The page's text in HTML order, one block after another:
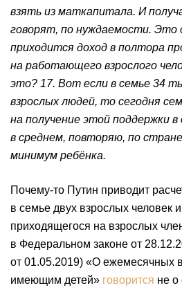
взять из маткапитала. И
говорят, по нуждаемости. Это
приходится доход в полтора
на работающего взрослого
это? 17. Вот если в семье 34
взрослых людей, то сегодня
на получение этой поддержки
в среднем, повторяю, по
минимум ребёнка.
Почему-то Путин приводит
в семье двух взрослых человек
приходящегося на взрослых
в Федеральном законе от
от 01.05.2019) «О ежемесячных
имеющим детей» говорится не о